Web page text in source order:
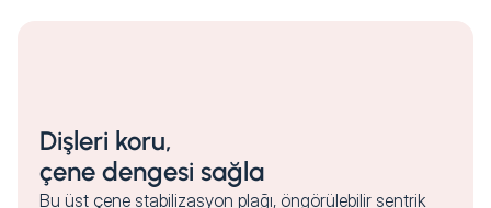
Dişleri koru,
çene dengesi sağla
Bu üst çene stabilizasyon plağı, öngörülebilir sentrik